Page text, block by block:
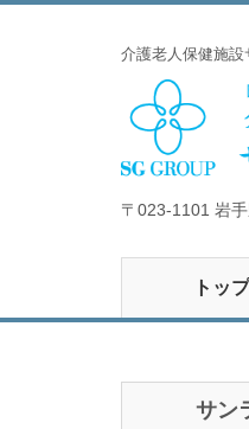
介護老人保健施
〒023-1101 岩
トッ
サン